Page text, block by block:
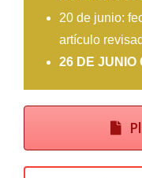
20 de junio:
artículo
26 DE JUNIO